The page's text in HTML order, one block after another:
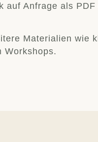
auf Anfrage als PDF
Materialien wie
Workshops.